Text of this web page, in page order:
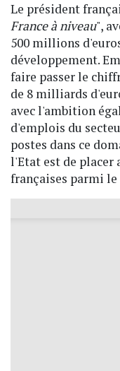
Le président
France à niveau",
500 millions
développement.
faire passer le
de 8 milliards
avec l'ambition
d'emplois du
postes dans ce
l'Etat est de placer
françaises parmi